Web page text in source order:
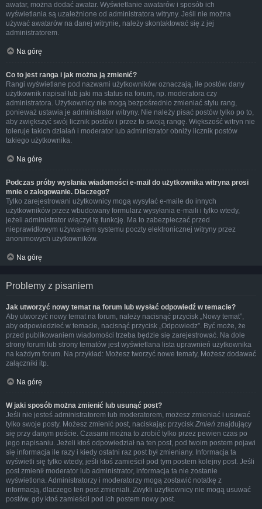
awatar, można dodać awatar. Wyświetlanie awatarów i sposób ich
wyświetlania są uzależnione od administratora witryny. Jeśli nie można
używać awatarów na danej witrynie, należy skontaktować się z jej
administratorem.
Na górę
Co to jest ranga i jak można ją zmienić?
Rangi wyświetlane pod nazwami użytkowników oznaczają, ile postów dany
użytkownik napisał lub jaki ma status na forum, np. moderatora czy
administratora. Użytkownicy nie mogą bezpośrednio zmieniać stylu rang,
ponieważ ustawia je administrator witryny. Nie należy pisać postów tylko po to,
aby zwiększyć swój licznik postów i przez to swoją rangę. Większość witryn nie
toleruje takich działań i moderator lub administrator obniży licznik postów
takiego użytkownika.
Na górę
Podczas próby wysłania wiadomości e-mail do użytkownika witryna prosi
mnie o zalogowanie. Dlaczego?
Tylko zarejestrowani użytkownicy mogą wysyłać e-maile do innych
użytkowników przez wbudowany formularz wysyłania e-maili i tylko wtedy,
jeżeli administrator włączył tę funkcję. Ma to zabezpieczać przed
nieprawidłowym używaniem systemu poczty elektronicznej witryny przez
anonimowych użytkowników.
Na górę
Problemy z pisaniem
Jak utworzyć nowy temat na forum lub wysłać odpowiedź w temacie?
Aby utworzyć nowy temat na forum, należy nacisnąć przycisk „Nowy temat”,
aby odpowiedzieć w temacie, nacisnąć przycisk „Odpowiedz”. Być może, że
przed publikowaniem wiadomości trzeba będzie się zarejestrować. Na dole
strony forum lub strony tematów jest wyświetlana lista uprawnień użytkownika
na każdym forum. Na przykład: Możesz tworzyć nowe tematy, Możesz dodawać
załączniki itp.
Na górę
W jaki sposób można zmienić lub usunąć post?
Jeśli nie jesteś administratorem lub moderatorem, możesz zmieniać i usuwać
tylko swoje posty. Możesz zmienić post, naciskając przycisk Zmień znajdujący
się przy danym poście. Czasami można to zrobić tylko przez pewien czas po
jego napisaniu. Jeżeli ktoś odpowiedział na ten post, pod twoim postem pojawi
się informacja ile razy i kiedy ostatni raz post był zmieniany. Informacja ta
wyświetli się tylko wtedy, jeśli ktoś zamieścił pod tym postem kolejny post. Jeśli
post zmienił moderator lub administrator, informacja ta nie zostanie
wyświetlona. Administratorzy i moderatorzy mogą zostawić notatkę z
informacją, dlaczego ten post zmieniali. Zwykli użytkownicy nie mogą usuwać
postów, gdy ktoś zamieścił pod ich postem nowy post.